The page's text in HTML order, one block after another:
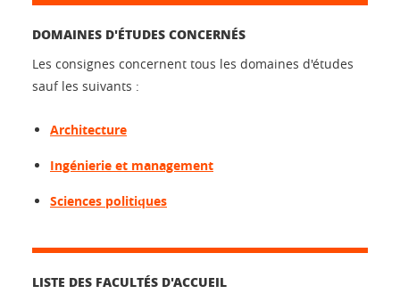
DOMAINES D'ÉTUDES CONCERNÉS
Les consignes concernent tous les domaines d'études
sauf les suivants :
Architecture
Ingénierie et management
Sciences politiques
LISTE DES FACULTÉS D'ACCUEIL